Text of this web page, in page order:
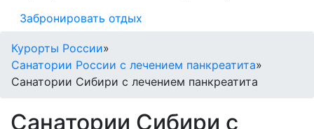
Забронировать отдых
Курорты России»
Санатории России с лечением панкреатита»
Санатории Сибири с лечением панкреатита
Санатории Сибири с